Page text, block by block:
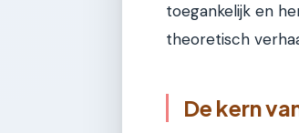
toegankelijk en
theoretisch
De kern